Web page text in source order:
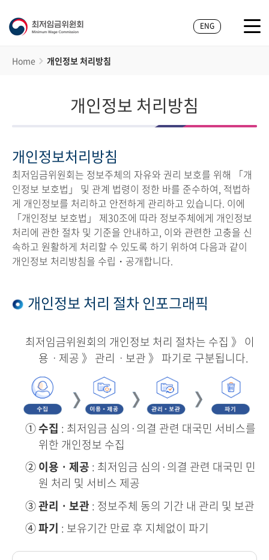
ENG
Home 개인정보 처리방침
개인정보 처리방침
개인정보처리방침
최저임금위원회는 정보주체의 자유와 권리 보호를 위해 「개
인정보 보호법」 및 관계 법령이 정한 바를 준수하여, 적법하
게 개인정보를 처리하고 안전하게 관리하고 있습니다. 이에
「개인정보 보호법」 제30조에 따라 정보주체에게 개인정보
처리에 관한 절차 및 기준을 안내하고, 이와 관련한 고충을 신
속하고 원활하게 처리할 수 있도록 하기 위하여 다음과 같이
개인정보 처리방침을 수립・공개합니다.
개인정보 처리 절차 인포그래픽
최저임금위원회의 개인정보 처리 절차는 수집 》 이
용ㆍ제공 》 관리ㆍ보관 》 파기로 구분됩니다.
①수집 : 최저임금 심의·의결 관련 대국민 서비스를
위한 개인정보 수집
② 이용ㆍ제공 : 최저임금 심의·의결 관련 대국민 민
원 처리 및 서비스 제공
③관리ㆍ보관 : 정보주체 동의 기간 내 관리 및 보관
④파기 : 보유기간 만료 후 지체없이 파기